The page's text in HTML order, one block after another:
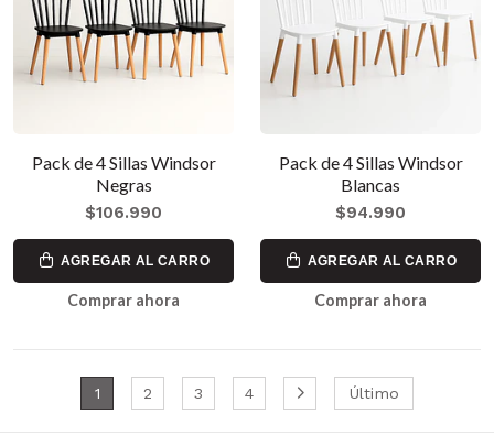
Pack de 4 Sillas Windsor
Negras
$106.990
AGREGAR AL CARRO
Comprar ahora
Pack de 4 Sillas Windsor
Blancas
$94.990
AGREGAR AL CARRO
Comprar ahora
1 2 3 4 Último